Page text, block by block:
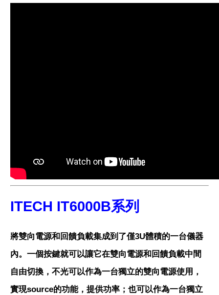
ITECH IT6000B系列
將雙向電源和回饋負載集成到了僅3U體積的一台儀器
內。一個按鍵就可以讓它在雙向電源和回饋負載中間
自由切換，不光可以作為一台獨立的雙向電源使用，
實現source的功能，提供功率；也可以作為一台獨立